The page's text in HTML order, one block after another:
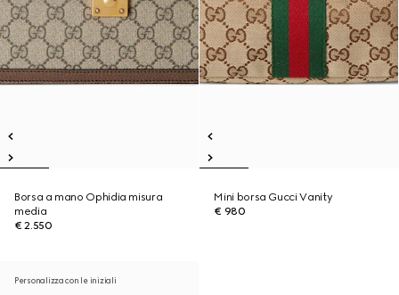
Borsa a mano Ophidia misura
media
€ 2.550
Mini borsa Gucci Vanity
€ 980
Personalizza con le iniziali